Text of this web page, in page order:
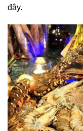
đây.